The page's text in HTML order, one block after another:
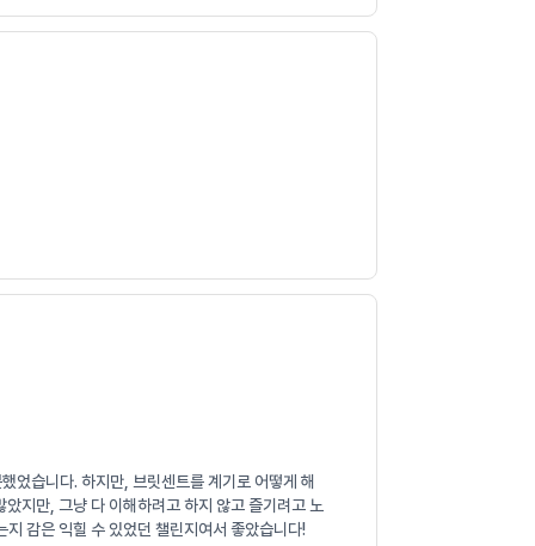
었습니다. 하지만, 브릿센트를 계기로 어떻게 해
지만, 그냥 다 이해하려고 하지 않고 즐기려고 노
감은 익힐 수 있었던 챌린지여서 좋았습니다!